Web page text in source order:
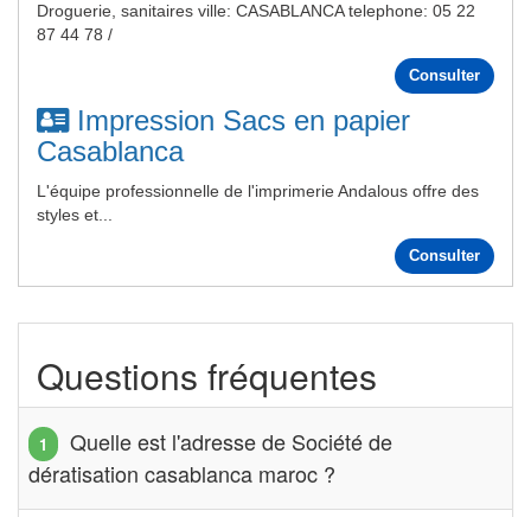
Droguerie, sanitaires ville: CASABLANCA telephone: 05 22
87 44 78 /
Consulter
Impression Sacs en papier
Casablanca
L'équipe professionnelle de l'imprimerie Andalous offre des
styles et...
Consulter
Questions fréquentes
Quelle est l'adresse de Société de
dératisation casablanca maroc ?